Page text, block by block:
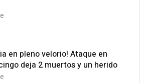
en pleno velorio! Ataque en
deja 2 muertos y un herido